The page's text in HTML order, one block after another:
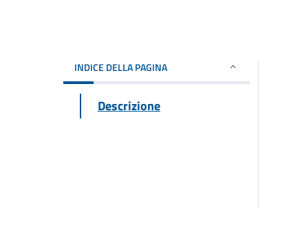
INDICE DELLA PAGINA
Descrizione